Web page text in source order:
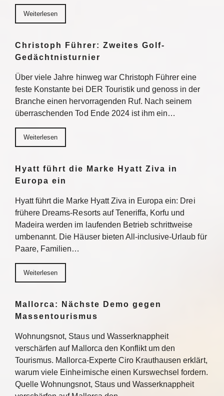
Weiterlesen
Christoph Führer: Zweites Golf-
Gedächtnisturnier
Über viele Jahre hinweg war Christoph Führer eine
feste Konstante bei DER Touristik und genoss in der
Branche einen hervorragenden Ruf. Nach seinem
überraschenden Tod Ende 2024 ist ihm ein…
Weiterlesen
Hyatt führt die Marke Hyatt Ziva in
Europa ein
Hyatt führt die Marke Hyatt Ziva in Europa ein: Drei
frühere Dreams-Resorts auf Teneriffa, Korfu und
Madeira werden im laufenden Betrieb schrittweise
umbenannt. Die Häuser bieten All-inclusive-Urlaub für
Paare, Familien…
Weiterlesen
Mallorca: Nächste Demo gegen
Massentourismus
Wohnungsnot, Staus und Wasserknappheit
verschärfen auf Mallorca den Konflikt um den
Tourismus. Mallorca-Experte Ciro Krauthausen erklärt,
warum viele Einheimische einen Kurswechsel fordern.
Quelle Wohnungsnot, Staus und Wasserknappheit